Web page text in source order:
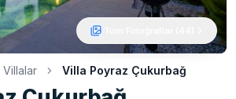
Villalar Villa Poyraz Çukurbağ